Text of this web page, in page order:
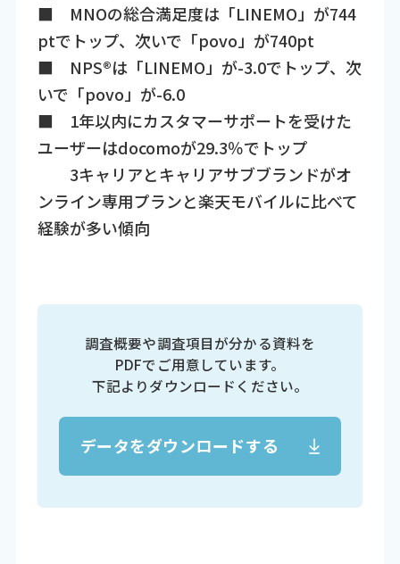
■ MNOの総合満足度は「LINEMO」が744
ptでトップ、次いで「povo」が740pt
■ NPS®は「LINEMO」が-3.0でトップ、次
いで「povo」が-6.0
■ 1年以内にカスタマーサポートを受けた
ユーザーはdocomoが29.3％でトップ
3キャリアとキャリアサブブランドがオ
ンライン専用プランと楽天モバイルに比べて
経験が多い傾向
調査概要や調査項目が分かる資料を
PDFでご用意しています。
下記よりダウンロードください。
データをダウンロードする